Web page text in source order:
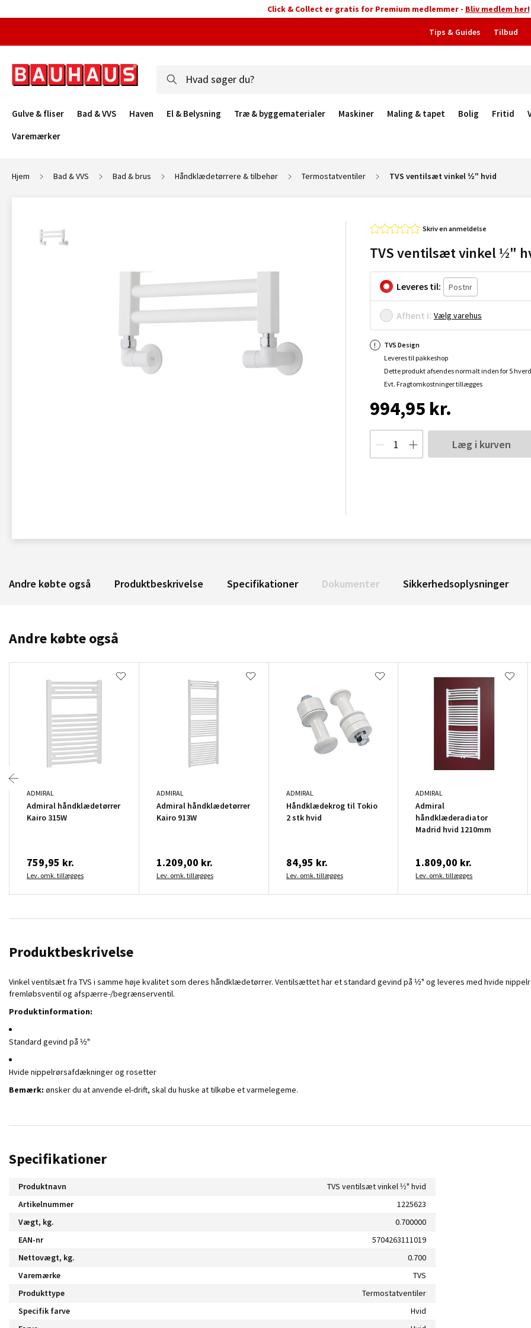
Click & Collect er gratis for Premium medlemmer - Bliv medlem her!
Tips & Guides Tilbud
Gulve & fliser Bad & VVS Haven El & Belysning Træ & byggematerialer Maskiner Maling & tapet Bolig Fritid
Varemærker
Hjem Bad & VVS Bad & brus Håndklædetørrere & tilbehør Termostatventiler TVS ventilsæt vinkel ½" hvid
Skriv en anmeldelse
TVS ventilsæt vinkel ½"
Leveres til:
Afhent i: Vælg varehus
TVS Design
Leveres til pakkeshop
Dette produkt afsendes normalt inden for 5
Evt. Fragtomkostninger tillægges
994,95 kr.
Læg i kurven
Andre købte også Produktbeskrivelse Specifikationer Dokumenter Sikkerhedsoplysninger
Andre købte også
ADMIRAL
Admiral håndklædetørrer
Kairo 315W
759,95 kr.
Lev. omk. tillægges
ADMIRAL
Admiral håndklædetørrer
Kairo 913W
1.209,00 kr.
Lev. omk. tillægges
ADMIRAL
Håndklædekrog til Tokio
2 stk hvid
84,95 kr.
Lev. omk. tillægges
ADMIRAL
Admiral
håndklæderadiator
Madrid hvid 1210mm
1.809,00 kr.
Lev. omk. tillægges
Produktbeskrivelse
Vinkel ventilsæt fra TVS i samme høje kvalitet som deres håndklædetørrer. Ventilsættet har et standard gevind på ½" og leveres med hvide
fremløbsventil og afspærre-/begrænserventil.
Produktinformation:
Standard gevind på ½"
Hvide nippelrørsafdækninger og rosetter
Bemærk: ønsker du at anvende el-drift, skal du huske at tilkøbe et varmelegeme.
Specifikationer
Produktnavn
TVS ventilsæt vinkel ½" hvid
Artikelnummer
1225623
Vægt, kg.
0.700000
EAN-nr
5704263111019
Nettovægt, kg.
0.700
Varemærke
TVS
Produkttype
Termostatventiler
Specifik farve
Hvid